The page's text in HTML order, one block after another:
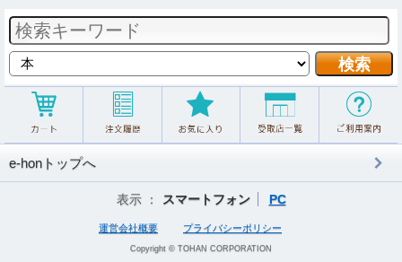
e-honトップへ
表示 ： スマートフォン PC
運営会社概要 プライバシーポリシー
Copyright © TOHAN CORPORATION